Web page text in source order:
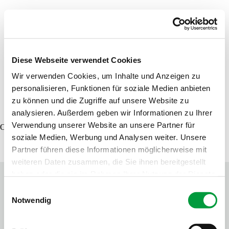
Diese Webseite verwendet Cookies
Wir verwenden Cookies, um Inhalte und Anzeigen zu
personalisieren, Funktionen für soziale Medien anbieten
zu können und die Zugriffe auf unsere Website zu
analysieren. Außerdem geben wir Informationen zu Ihrer
Verwendung unserer Website an unsere Partner für
soziale Medien, Werbung und Analysen weiter. Unsere
Partner führen diese Informationen möglicherweise mit
weiteren Daten zusammen, die Sie ihnen bereitgestellt
Notwendig
Product finder
Samples order
DE EN FR
Oops, an error occurred! Code: 202608060028278d018d1c